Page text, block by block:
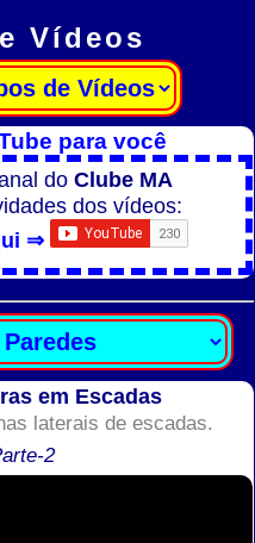
Vídeos
para você
doClube MA
dos vídeos:
⇒
em Escadas
laterais de escadas.
2